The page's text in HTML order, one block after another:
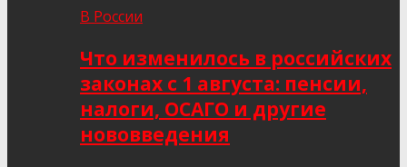
В России
Что изменилось в российских
законах с 1 августа: пенсии,
налоги, ОСАГО и другие
нововведения